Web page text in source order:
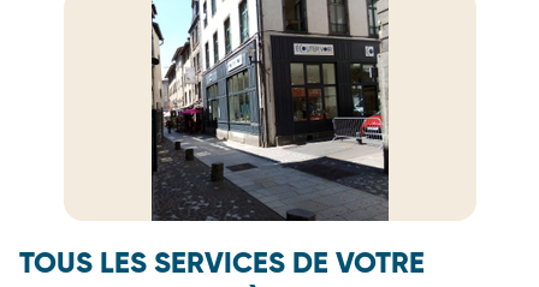
TOUS LES SERVICES DE VOTRE